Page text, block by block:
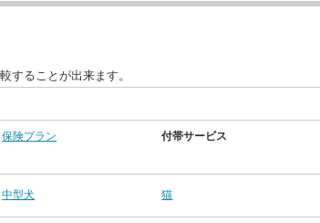
することが出来ます。
保険プラン
付帯サービス
中型犬 猫